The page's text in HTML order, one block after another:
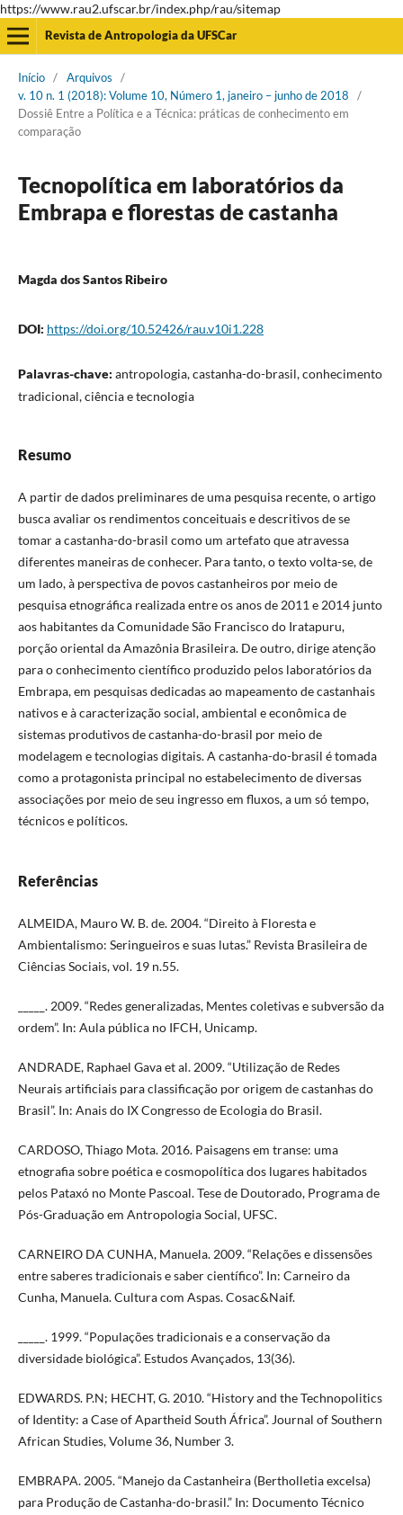
https://www.rau2.ufscar.br/index.php/rau/sitemap
Revista de Antropologia da UFSCar
Início / Arquivos
/
v. 10 n. 1 (2018): Volume 10, Número 1, janeiro – junho de 2018
/
Dossiê Entre a Política e a Técnica: práticas de conhecimento em
comparação
Tecnopolítica em laboratórios da
Embrapa e florestas de castanha
Magda dos Santos Ribeiro
DOI: https://doi.org/10.52426/rau.v10i1.228
Palavras-chave: antropologia, castanha-do-brasil, conhecimento
tradicional, ciência e tecnologia
Resumo
A partir de dados preliminares de uma pesquisa recente, o artigo
busca avaliar os rendimentos conceituais e descritivos de se
tomar a castanha-do-brasil como um artefato que atravessa
diferentes maneiras de conhecer. Para tanto, o texto volta-se, de
um lado, à perspectiva de povos castanheiros por meio de
pesquisa etnográfica realizada entre os anos de 2011 e 2014 junto
aos habitantes da Comunidade São Francisco do Iratapuru,
porção oriental da Amazônia Brasileira. De outro, dirige atenção
para o conhecimento científico produzido pelos laboratórios da
Embrapa, em pesquisas dedicadas ao mapeamento de castanhais
nativos e à caracterização social, ambiental e econômica de
sistemas produtivos de castanha-do-brasil por meio de
modelagem e tecnologias digitais. A castanha-do-brasil é tomada
como a protagonista principal no estabelecimento de diversas
associações por meio de seu ingresso em fluxos, a um só tempo,
técnicos e políticos.
Referências
ALMEIDA, Mauro W. B. de. 2004. “Direito à Floresta e
Ambientalismo: Seringueiros e suas lutas.” Revista Brasileira de
Ciências Sociais, vol. 19 n.55.
_____. 2009. “Redes generalizadas, Mentes coletivas e subversão da
ordem”. In: Aula pública no IFCH, Unicamp.
ANDRADE, Raphael Gava et al. 2009. “Utilização de Redes
Neurais artificiais para classificação por origem de castanhas do
Brasil”. In: Anais do IX Congresso de Ecologia do Brasil.
CARDOSO, Thiago Mota. 2016. Paisagens em transe: uma
etnografia sobre poética e cosmopolítica dos lugares habitados
pelos Pataxó no Monte Pascoal. Tese de Doutorado, Programa de
Pós-Graduação em Antropologia Social, UFSC.
CARNEIRO DA CUNHA, Manuela. 2009. “Relações e dissensões
entre saberes tradicionais e saber científico”. In: Carneiro da
Cunha, Manuela. Cultura com Aspas. Cosac&Naif.
_____. 1999. “Populações tradicionais e a conservação da
diversidade biológica”. Estudos Avançados, 13(36).
EDWARDS. P.N; HECHT, G. 2010. “History and the Technopolitics
of Identity: a Case of Apartheid South África”. Journal of Southern
African Studies, Volume 36, Number 3.
EMBRAPA. 2005. “Manejo da Castanheira (Bertholletia excelsa)
para Produção de Castanha-do-brasil.” In: Documento Técnico